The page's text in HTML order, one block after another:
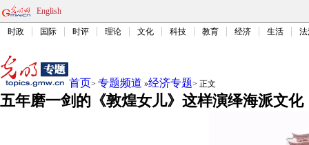
English
时政 国际 时评 理论 文化 科技 教育 经济 生活
首页> 专题频道 »经济专题> 正文
五年磨一剑的《敦煌女儿》这样演绎海派文化